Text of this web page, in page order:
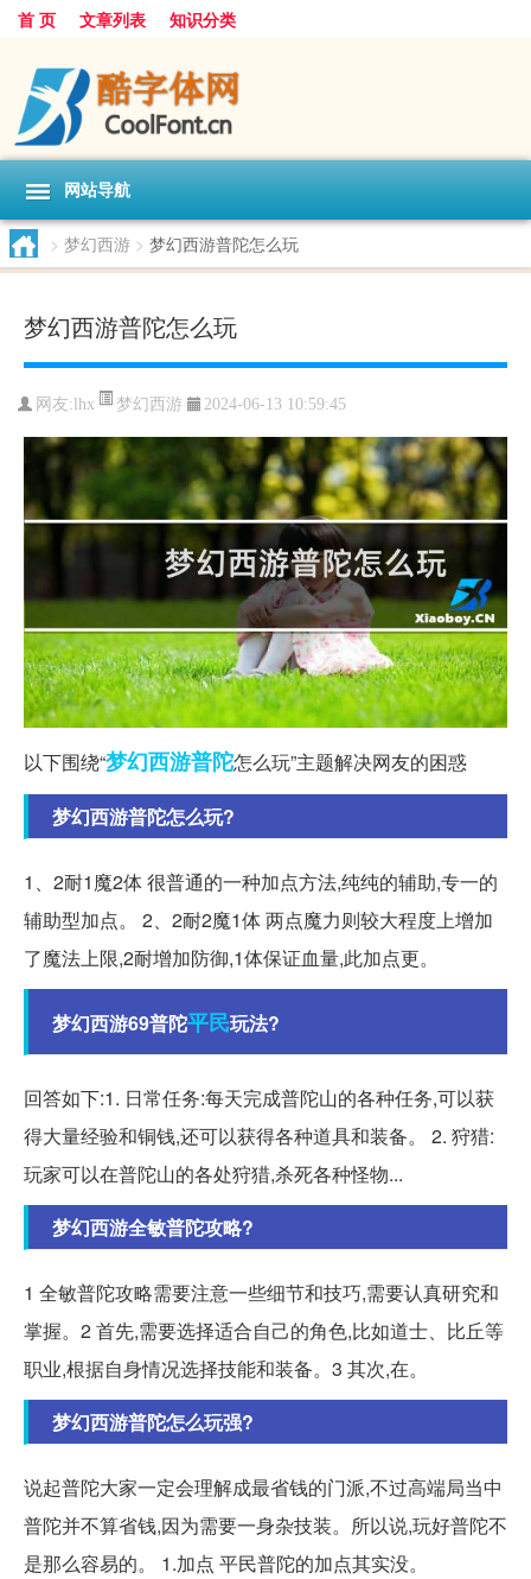
首 页 文章列表 知识分类
网站导航
> 梦幻西游 > 梦幻西游普陀怎么玩
梦幻西游普陀怎么玩
网友: lhx 梦幻西游 2024-06-13 10:59:45
以下围绕“梦幻西游普陀怎么玩”主题解决网友的困惑
梦幻西游普陀怎么玩?
1、2耐1魔2体 很普通的一种加点方法,纯纯的辅助,专一的
辅助型加点。 2、2耐2魔1体 两点魔力则较大程度上增加
了魔法上限,2耐增加防御,1体保证血量,此加点更。
梦幻西游69普陀平民玩法?
回答如下:1. 日常任务:每天完成普陀山的各种任务,可以获
得大量经验和铜钱,还可以获得各种道具和装备。 2. 狩猎:
玩家可以在普陀山的各处狩猎,杀死各种怪物...
梦幻西游全敏普陀攻略?
1 全敏普陀攻略需要注意一些细节和技巧,需要认真研究和
掌握。2 首先,需要选择适合自己的角色,比如道士、比丘等
职业,根据自身情况选择技能和装备。3 其次,在。
梦幻西游普陀怎么玩强?
说起普陀大家一定会理解成最省钱的门派,不过高端局当中
普陀并不算省钱,因为需要一身杂技装。所以说,玩好普陀不
是那么容易的。 1.加点 平民普陀的加点其实没。